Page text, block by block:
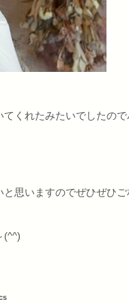
くれたみたいでしたの
思いますのでぜひぜひご
(^^)